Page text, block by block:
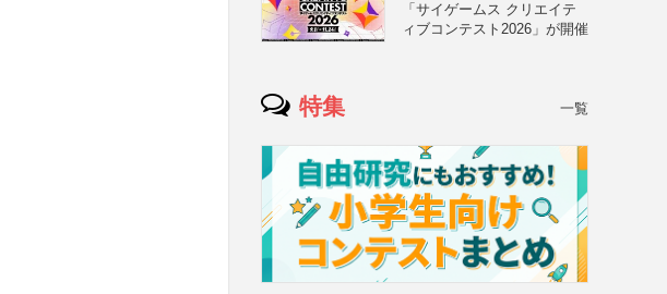
「サイゲームス クリエイテ
ィブコンテスト2026」が開催
特集 一覧